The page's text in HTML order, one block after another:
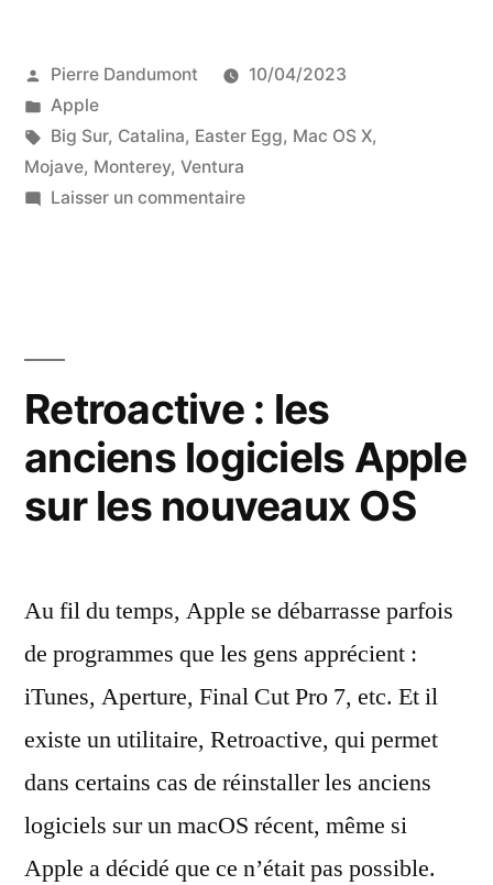
Publié
par
Pierre Dandumont
10/04/2023
Publié
dans
Apple
Étiquettes :
Big Sur, Catalina, Easter Egg, Mac OS X,
Mojave, Monterey, Ventura
Laisser un commentairesur
présente
le
Bitcoin
dans
quelques
Retroactive : les
anciens logiciels Apple
sur les nouveaux OS
Au fil du temps, Apple se débarrasse parfois
de programmes que les gens apprécient :
iTunes, Aperture, Final Cut Pro 7, etc. Et il
existe un utilitaire, Retroactive, qui permet
dans certains cas de réinstaller les anciens
logiciels sur un macOS récent, même si
Apple a décidé que ce n’était pas possible.